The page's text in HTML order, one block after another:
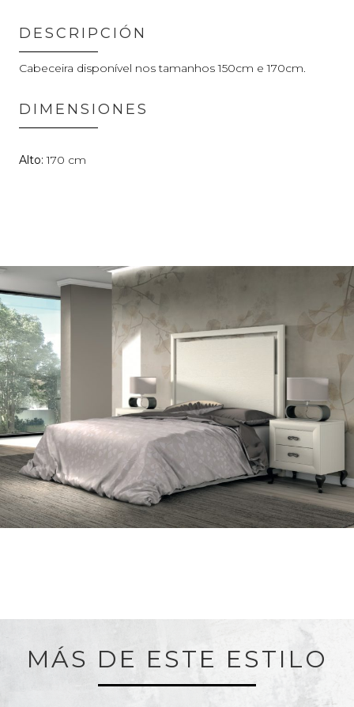
DESCRIPCIÓN
Cabeceira disponível nos tamanhos 150cm e 170cm.
DIMENSIONES
170
MÁS DE ESTE ESTILO